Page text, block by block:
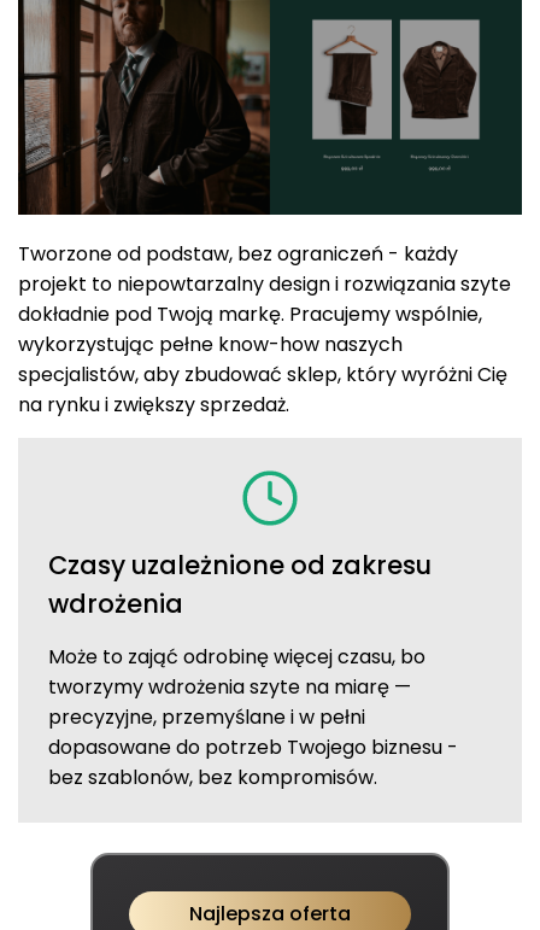
Tworzone od podstaw, bez ograniczeń - każdy
projekt to niepowtarzalny design i rozwiązania szyte
dokładnie pod Twoją markę. Pracujemy wspólnie,
wykorzystując pełne know-how naszych
specjalistów, aby zbudować sklep, który wyróżni Cię
na rynku i zwiększy sprzedaż.
Czasy uzależnione od zakresu
wdrożenia
Może to zająć odrobinę więcej czasu, bo
tworzymy wdrożenia szyte na miarę —
precyzyjne, przemyślane i w pełni
dopasowane do potrzeb Twojego biznesu -
bez szablonów, bez kompromisów.
Najlepsza oferta